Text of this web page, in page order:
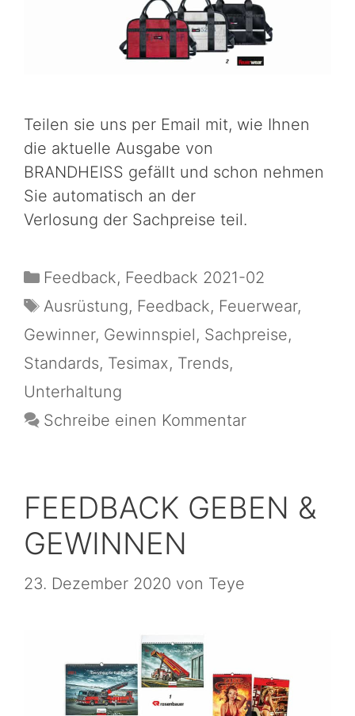
Teilen sie uns per Email mit, wie Ihnen
die aktuelle Ausgabe von
BRANDHEISS gefällt und schon nehmen
Sie automatisch an der
Verlosung der Sachpreise teil.
Feedback, Feedback 2021-02
Ausrüstung, Feedback, Feuerwear,
Gewinner, Gewinnspiel, Sachpreise,
Standards, Tesimax, Trends,
Unterhaltung
Schreibe einen Kommentar
FEEDBACK GEBEN &
GEWINNEN
23. Dezember 2020 von Teye